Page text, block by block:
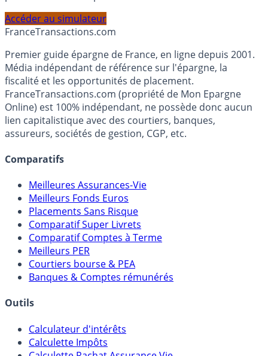
PEA, Assurance Vie et Liquidités rémunérées, selon votre
profil et horizon de placement.
FranceTransactions.com
Premier guide épargne de France, en ligne depuis 2001.
Média indépendant de référence sur l'épargne, la
fiscalité et les opportunités de placement.
FranceTransactions.com (propriété de Mon Epargne
Online) est 100% indépendant, ne possède donc aucun
lien capitalistique avec des courtiers, banques,
assureurs, sociétés de gestion, CGP, etc.
Comparatifs
Meilleures Assurances-Vie
Meilleurs Fonds Euros
Placements Sans Risque
Comparatif Super Livrets
Comparatif Comptes à Terme
Meilleurs PER
Banques & Comptes rémunérés
Outils
Calculateur d'intérêts